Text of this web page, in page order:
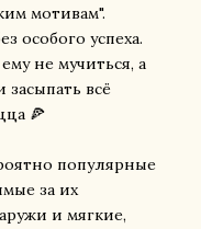
мотивам".
особого успеха.
не мучиться, а
всё
🍕
популярные
за их
и мягкие,